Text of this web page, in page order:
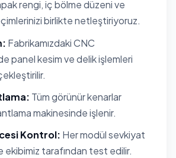
rengi, iç bölme düzeni ve
birlikte netleştiriyoruz.
Fabrikamızdaki CNC
panel kesim ve delik işlemleri
Tüm görünür kenarlar
makinesinde işlenir.
Kontrol: Her modül sevkiyat
ekibimiz tarafından test edilir.